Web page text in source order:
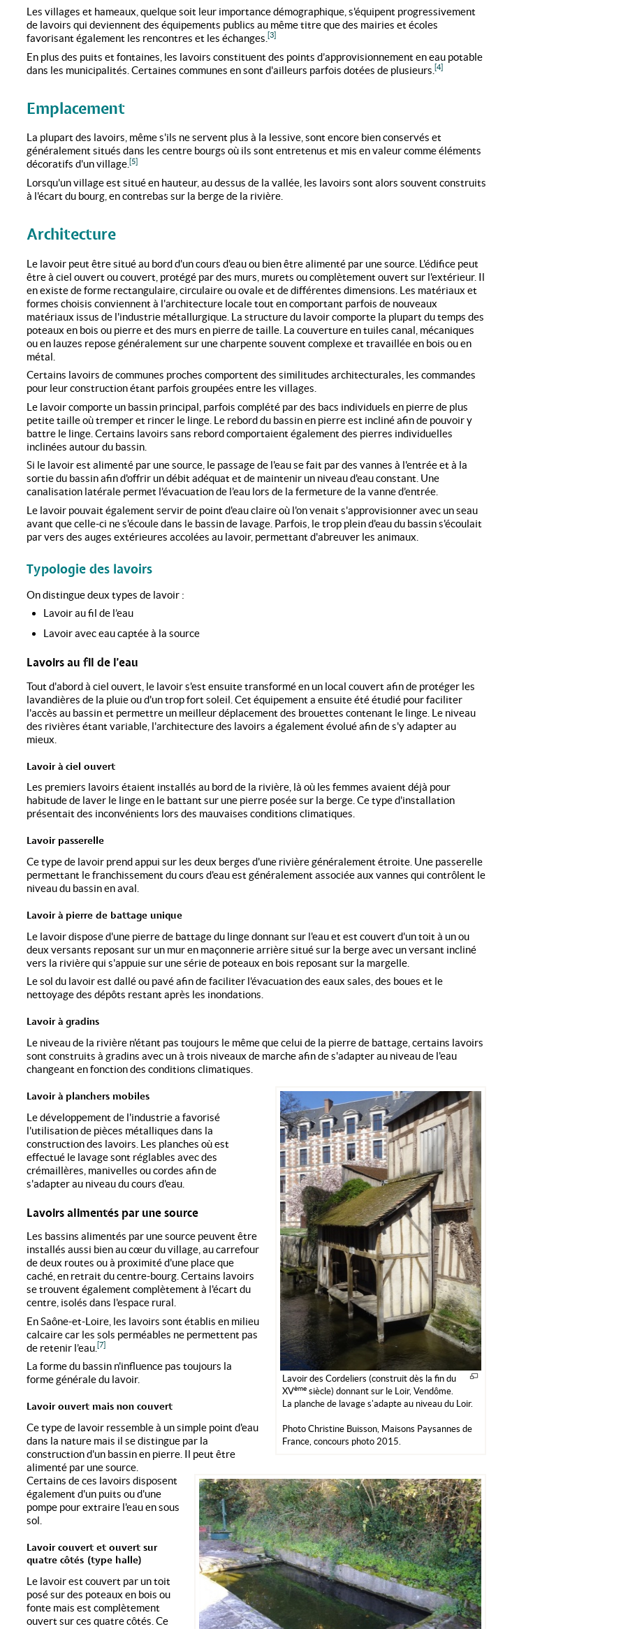
Les villages et hameaux, quelque soit leur importance démographique, s'équipent progressivement
de lavoirs qui deviennent des équipements publics au même titre que des mairies et écoles
favorisant également les rencontres et les échanges. [3]
En plus des puits et fontaines, les lavoirs constituent des points d’approvisionnement en eau potable
dans les municipalités. Certaines communes en sont d'ailleurs parfois dotées de plusieurs. [4]
Emplacement
La plupart des lavoirs, même s'ils ne servent plus à la lessive, sont encore bien conservés et
généralement situés dans les centre bourgs où ils sont entretenus et mis en valeur comme éléments
décoratifs d'un village.[5]
Lorsqu'un village est situé en hauteur, au dessus de la vallée, les lavoirs sont alors souvent construits
à l'écart du bourg, en contrebas sur la berge de la rivière.
Architecture
Le lavoir peut être situé au bord d'un cours d'eau ou bien être alimenté par une source. L'édifice peut
être à ciel ouvert ou couvert, protégé par des murs, murets ou complètement ouvert sur l'extérieur. Il
en existe de forme rectangulaire, circulaire ou ovale et de différentes dimensions. Les matériaux et
formes choisis conviennent à l'architecture locale tout en comportant parfois de nouveaux
matériaux issus de l'industrie métallurgique. La structure du lavoir comporte la plupart du temps des
poteaux en bois ou pierre et des murs en pierre de taille. La couverture en tuiles canal, mécaniques
ou en lauzes repose généralement sur une charpente souvent complexe et travaillée en bois ou en
métal.
Certains lavoirs de communes proches comportent des similitudes architecturales, les commandes
pour leur construction étant parfois groupées entre les villages.
Le lavoir comporte un bassin principal, parfois complété par des bacs individuels en pierre de plus
petite taille où tremper et rincer le linge. Le rebord du bassin en pierre est incliné afin de pouvoir y
battre le linge. Certains lavoirs sans rebord comportaient également des pierres individuelles
inclinées autour du bassin.
Si le lavoir est alimenté par une source, le passage de l'eau se fait par des vannes à l'entrée et à la
sortie du bassin afin d'offrir un débit adéquat et de maintenir un niveau d'eau constant. Une
canalisation latérale permet l’évacuation de l’eau lors de la fermeture de la vanne d’entrée.
Le lavoir pouvait également servir de point d'eau claire où l'on venait s'approvisionner avec un seau
avant que celle-ci ne s'écoule dans le bassin de lavage. Parfois, le trop plein d'eau du bassin s'écoulait
par vers des auges extérieures accolées au lavoir, permettant d'abreuver les animaux.
Typologie des lavoirs
On distingue deux types de lavoir :
Lavoir au fil de l’eau
Lavoir avec eau captée à la source
Lavoirs au fil de l'eau
Tout d'abord à ciel ouvert, le lavoir s'est ensuite transformé en un local couvert afin de protéger les
lavandières de la pluie ou d'un trop fort soleil. Cet équipement a ensuite été étudié pour faciliter
l'accès au bassin et permettre un meilleur déplacement des brouettes contenant le linge. Le niveau
des rivières étant variable, l'architecture des lavoirs a également évolué afin de s'y adapter au
mieux.
Lavoir à ciel ouvert
Les premiers lavoirs étaient installés au bord de la rivière, là où les femmes avaient déjà pour
habitude de laver le linge en le battant sur une pierre posée sur la berge. Ce type d'installation
présentait des inconvénients lors des mauvaises conditions climatiques.
Lavoir passerelle
Ce type de lavoir prend appui sur les deux berges d'une rivière généralement étroite. Une passerelle
permettant le franchissement du cours d'eau est généralement associée aux vannes qui contrôlent le
niveau du bassin en aval.
Lavoir à pierre de battage unique
Le lavoir dispose d'une pierre de battage du linge donnant sur l'eau et est couvert d'un toit à un ou
deux versants reposant sur un mur en maçonnerie arrière situé sur la berge avec un versant incliné
vers la rivière qui s'appuie sur une série de poteaux en bois reposant sur la margelle.
Le sol du lavoir est dallé ou pavé afin de faciliter l'évacuation des eaux sales, des boues et le
nettoyage des dépôts restant après les inondations.
Lavoir à gradins
Le niveau de la rivière n'étant pas toujours le même que celui de la pierre de battage, certains lavoirs
sont construits à gradins avec un à trois niveaux de marche afin de s'adapter au niveau de l'eau
changeant en fonction des conditions climatiques.
Lavoir des Cordeliers (construit dès la fin du
XVème siècle) donnant sur le Loir, Vendôme.
La planche de lavage s'adapte au niveau du Loir.
Photo Christine Buisson, Maisons Paysannes de
France, concours photo 2015.
Lavoir à planchers mobiles
Le développement de l'industrie a favorisé
l'utilisation de pièces métalliques dans la
construction des lavoirs. Les planches où est
effectué le lavage sont réglables avec des
crémaillères, manivelles ou cordes afin de
s'adapter au niveau du cours d'eau.
Lavoirs alimentés par une source
Les bassins alimentés par une source peuvent être
installés aussi bien au cœur du village, au carrefour
de deux routes ou à proximité d'une place que
caché, en retrait du centre-bourg. Certains lavoirs
se trouvent également complètement à l'écart du
centre, isolés dans l'espace rural.
En Saône-et-Loire, les lavoirs sont établis en milieu
calcaire car les sols perméables ne permettent pas
de retenir l’eau. [7]
La forme du bassin n'influence pas toujours la
forme générale du lavoir.
Lavoir ouvert mais non couvert
Ce type de lavoir ressemble à un simple point d'eau
dans la nature mais il se distingue par la
construction d'un bassin en pierre. Il peut être
alimenté par une source.
Certains de ces lavoirs disposent
également d'un puits ou d'une
pompe pour extraire l'eau en sous
sol.
Lavoir couvert et ouvert sur
quatre côtés (type halle)
Le lavoir est couvert par un toit
posé sur des poteaux en bois ou
fonte mais est complètement
ouvert sur ces quatre côtés. Ce